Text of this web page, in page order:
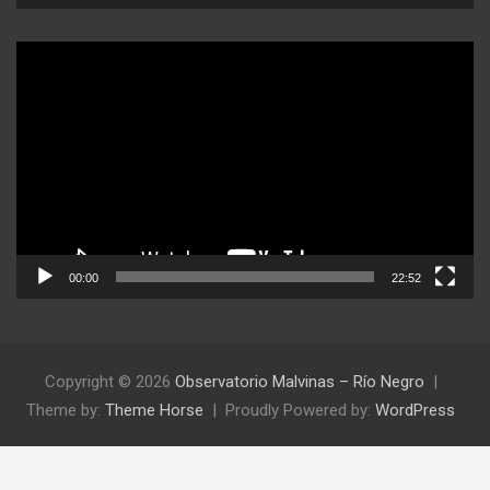
00:00 22:52
Copyright © 2026 Observatorio Malvinas – Río Negro
Theme by: Theme Horse Proudly Powered by: WordPress